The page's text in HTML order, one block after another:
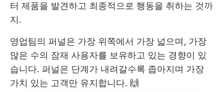
터 제품을 발견하고 최종적으로 행동을 취하는 것까
지.
영업팀의 퍼널은 가장 위쪽에서 가장 넓으며, 가장
많은 수의 잠재 사용자를 보유하고 있는 경향이 있
습니다. 퍼널은 단계가 내려갈수록 좁아지며 가장
가치 있는 고객만 유지합니다. 🙌